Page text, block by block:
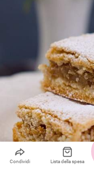
Condividi Lista della spesa